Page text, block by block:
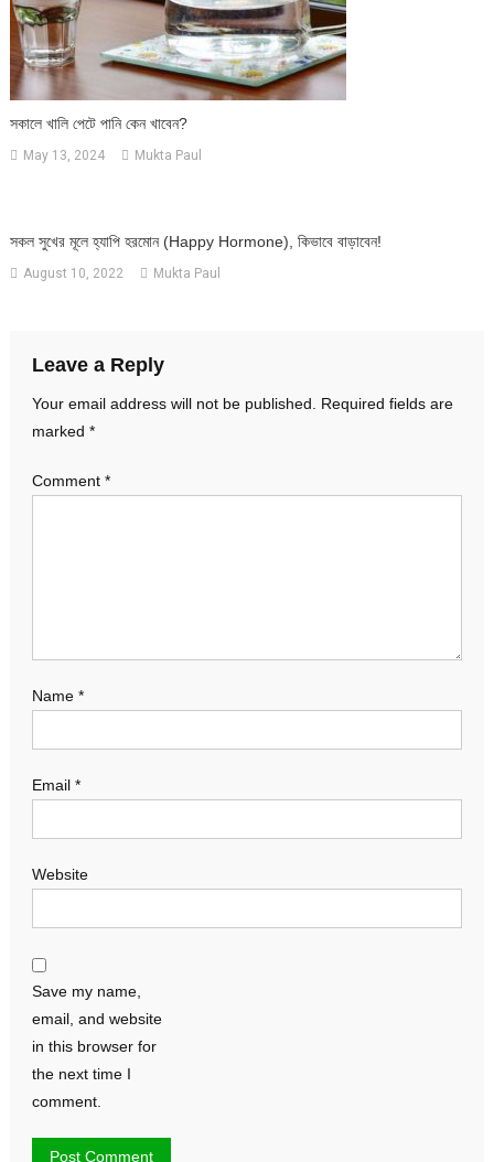
সকালে খালি পেটে পানি কেন খাবেন?
May 13, 2024 Mukta Paul
সকল সুখের মূলে হ্যাপি হরমোন (Happy Hormone), কিভাবে বাড়াবেন!
August 10, 2022 Mukta Paul
Leave a Reply
Your email address will not be published. Required fields are
marked *
Comment *
Name *
Email *
Website
Save my name,
email, and website
in this browser for
the next time I
comment.